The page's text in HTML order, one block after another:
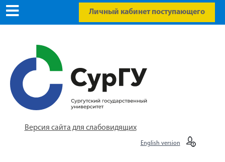
Личный кабинет поступающего
Версия сайта для слабовидящих
English version